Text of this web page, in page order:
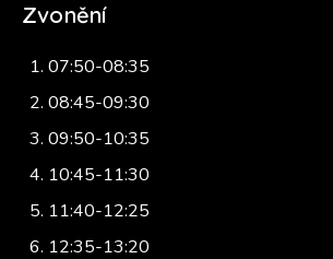
Zvonění
07:50-08:35
08:45-09:30
09:50-10:35
10:45-11:30
11:40-12:25
12:35-13:20